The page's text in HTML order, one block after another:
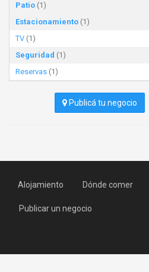
Patio (1)
Estacionamiento (1)
TV (1)
Seguridad (1)
Reservas (1)
Publicá tu negocio
Alojamiento Dónde comer
Publicar un negocio